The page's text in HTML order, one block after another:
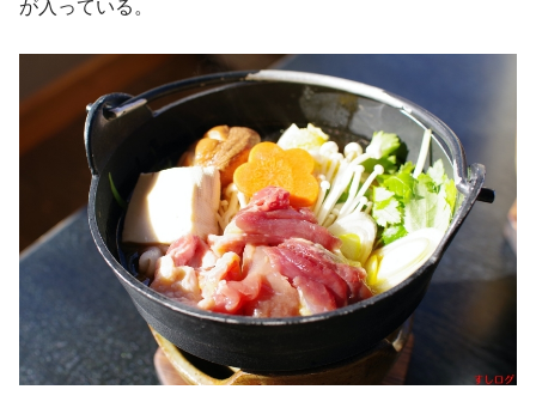
が入っている。